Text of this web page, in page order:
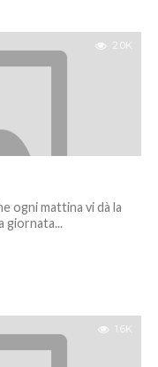
2.0K
ogni mattina vi dà la
giornata...
1.6K